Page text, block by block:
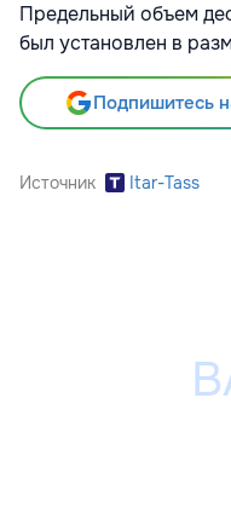
Предельный объем
был установлен в
Подпишитесь
Источник Itar-Tass